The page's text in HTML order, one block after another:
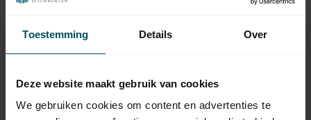
Toestemming Details Over
Deze website maakt gebruik van cookies
We gebruiken cookies om content en advertenties te
HUISMERK
Op voorraad
Huismerk Optrekband 18
mm, extra sterk